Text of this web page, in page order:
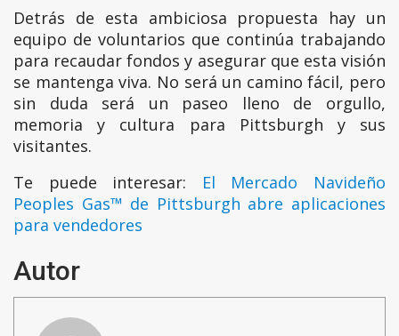
Detrás de esta ambiciosa propuesta hay un
equipo de voluntarios que continúa trabajando
para recaudar fondos y asegurar que esta visión
se mantenga viva. No será un camino fácil, pero
sin duda será un paseo lleno de orgullo,
memoria y cultura para Pittsburgh y sus
visitantes.
Te puede interesar: El Mercado Navideño
Peoples Gas™ de Pittsburgh abre aplicaciones
para vendedores
Autor